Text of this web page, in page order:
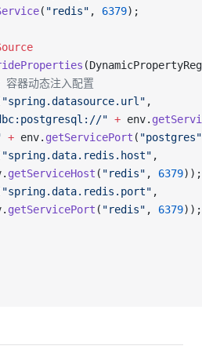
( "redis" , 6379);
器动态注入配置
"spring.datasource.url" ,
" + env.
+ env. getServicePort ( "postgres"
"spring.data.redis.host" ,
getServiceHost ( "redis" , 6379));
"spring.data.redis.port" ,
getServicePort ( "redis" , 6379));